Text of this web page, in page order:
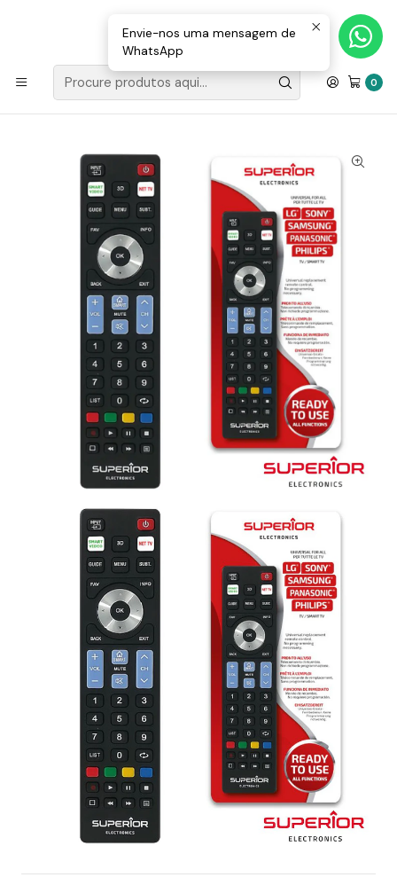
0
Loja Valongo: 220 150 143 (chamada para a rede fixa nacional) «»
E-mail: geral@movenergy.pt
Início
Telecomando / Comando Universal P/ Samsung LG Sony
Philips Panasonic
Envie-nos uma mensagem de
WhatsApp